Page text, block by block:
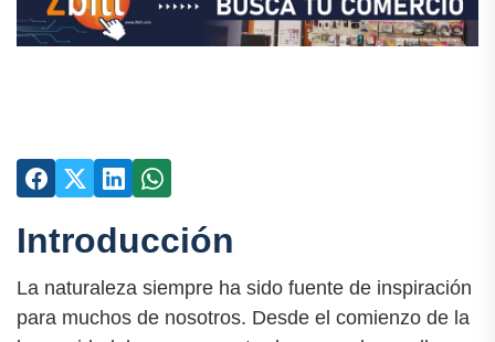
Introducción
La naturaleza siempre ha sido fuente de inspiración
para muchos de nosotros. Desde el comienzo de la